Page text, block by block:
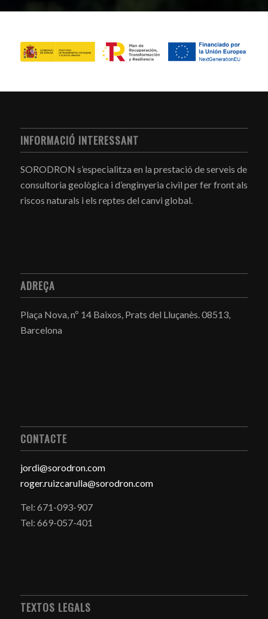
INFORMACIÓ INTERESSANT
SORODRON s’especialitza en la prestació de serveis de
consultoria geològica i d’enginyeria civil per fer front als
riscos naturals i els reptes del canvi global.
ADREÇA
Plaça Nova, nº 14 Baixos, Prats del Lluçanès.08513,
Barcelona
CONTACTE
jordi@sorodron.com
roger.ruizcarulla@sorodron.com
Tel: 671-093-907
Tel: 669-057-401
TEXTOS LEGALS